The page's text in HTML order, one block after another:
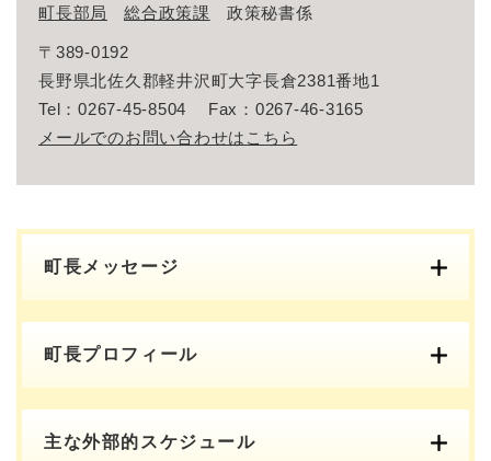
町長部局 総合政策課 政策秘書係
〒389-0192
長野県北佐久郡軽井沢町大字長倉2381番地1
Tel：0267-45-8504
Fax：0267-46-3165
メールでのお問い合わせはこちら
町長メッセージ
町長プロフィール
主な外部的スケジュール